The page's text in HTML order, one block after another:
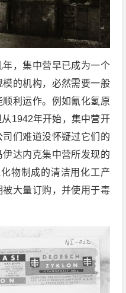
，集中营早已成为一个
的机构，必然需要一般
利运作。例如氰化氢原
1942年开始，集中营开
们难道没怀疑过它们的
达内克集中营所发现的
物制成的清洁用化工产
大量订购，并使用于毒